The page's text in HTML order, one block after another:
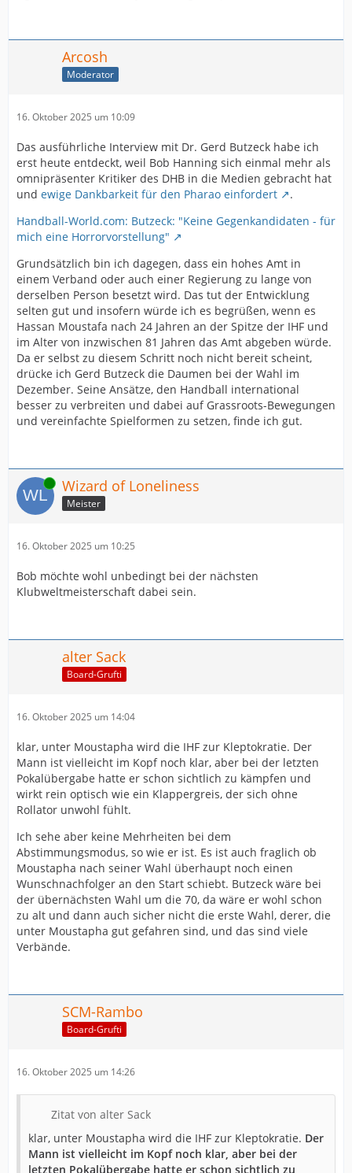
Arcosh
Moderator
16. Oktober 2025 um 10:09
Das ausführliche Interview mit Dr. Gerd Butzeck habe ich
erst heute entdeckt, weil Bob Hanning sich einmal mehr als
omnipräsenter Kritiker des DHB in die Medien gebracht hat
und ewige Dankbarkeit für den Pharao einfordert
.
Handball-World.com: Butzeck: "Keine Gegenkandidaten - für
mich eine Horrorvorstellung"
Grundsätzlich bin ich dagegen, dass ein hohes Amt in
einem Verband oder auch einer Regierung zu lange von
derselben Person besetzt wird. Das tut der Entwicklung
selten gut und insofern würde ich es begrüßen, wenn es
Hassan Moustafa nach 24 Jahren an der Spitze der IHF und
im Alter von inzwischen 81 Jahren das Amt abgeben würde.
Da er selbst zu diesem Schritt noch nicht bereit scheint,
drücke ich Gerd Butzeck die Daumen bei der Wahl im
Dezember. Seine Ansätze, den Handball international
besser zu verbreiten und dabei auf Grassroots-Bewegungen
und vereinfachte Spielformen zu setzen, finde ich gut.
Online Wizard of Loneliness
Meister
16. Oktober 2025 um 10:25
Bob möchte wohl unbedingt bei der nächsten
Klubweltmeisterschaft dabei sein.
alter Sack
Board-Grufti
16. Oktober 2025 um 14:04
klar, unter Moustapha wird die IHF zur Kleptokratie. Der
Mann ist vielleicht im Kopf noch klar, aber bei der letzten
Pokalübergabe hatte er schon sichtlich zu kämpfen und
wirkt rein optisch wie ein Klappergreis, der sich ohne
Rollator unwohl fühlt.
Ich sehe aber keine Mehrheiten bei dem
Abstimmungsmodus, so wie er ist. Es ist auch fraglich ob
Moustapha nach seiner Wahl überhaupt noch einen
Wunschnachfolger an den Start schiebt. Butzeck wäre bei
der übernächsten Wahl um die 70, da wäre er wohl schon
zu alt und dann auch sicher nicht die erste Wahl, derer, die
unter Moustapha gut gefahren sind, und das sind viele
Verbände.
SCM-Rambo
Board-Grufti
16. Oktober 2025 um 14:26
Zitat von alter Sack
klar, unter Moustapha wird die IHF zur Kleptokratie. Der
Mann ist vielleicht im Kopf noch klar, aber bei der
letzten Pokalübergabe hatte er schon sichtlich zu